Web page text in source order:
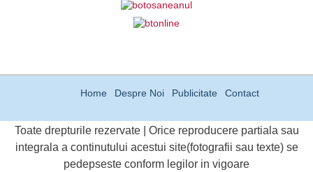
Home Despre Noi Publicitate Contact
Toate drepturile rezervate | Orice reproducere partiala sau
integrala a continutului acestui site(fotografii sau texte) se
pedepseste conform legilor in vigoare